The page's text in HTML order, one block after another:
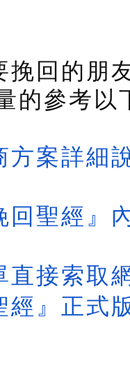
挽回的朋
的參考
方案詳細
回聖經』
直接索取
經』正式